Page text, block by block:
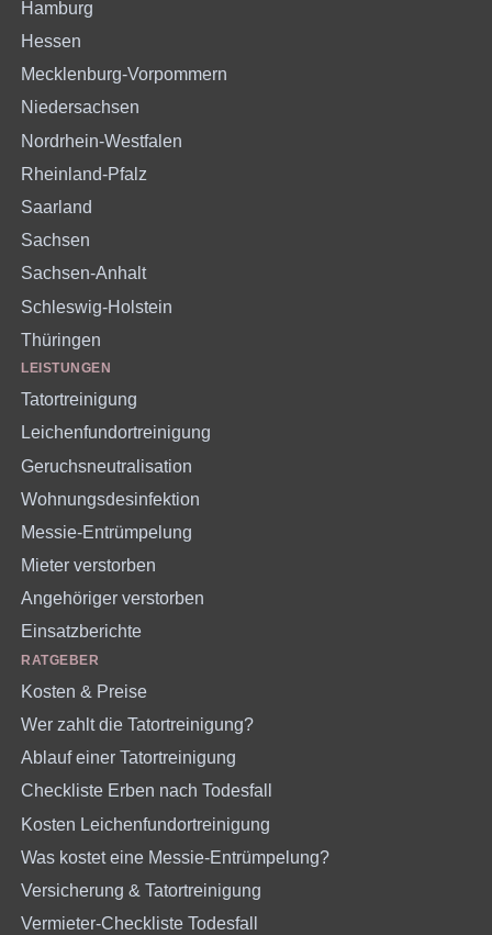
Hamburg
Hessen
Mecklenburg-Vorpommern
Niedersachsen
Nordrhein-Westfalen
Rheinland-Pfalz
Saarland
Sachsen
Sachsen-Anhalt
Schleswig-Holstein
Thüringen
LEISTUNGEN
Tatortreinigung
Leichenfundortreinigung
Geruchsneutralisation
Wohnungsdesinfektion
Messie-Entrümpelung
Mieter verstorben
Angehöriger verstorben
Einsatzberichte
RATGEBER
Kosten & Preise
Wer zahlt die Tatortreinigung?
Ablauf einer Tatortreinigung
Checkliste Erben nach Todesfall
Kosten Leichenfundortreinigung
Was kostet eine Messie-Entrümpelung?
Versicherung & Tatortreinigung
Vermieter-Checkliste Todesfall